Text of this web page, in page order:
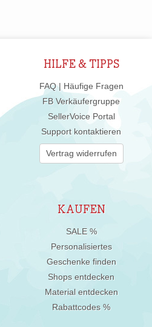
HILFE & TIPPS
FAQ | Häufige Fragen
FB Verkäufergruppe
SellerVoice Portal
Support kontaktieren
Vertrag widerrufen
KAUFEN
SALE %
Personalisiertes
Geschenke finden
Shops entdecken
Material entdecken
Rabattcodes %